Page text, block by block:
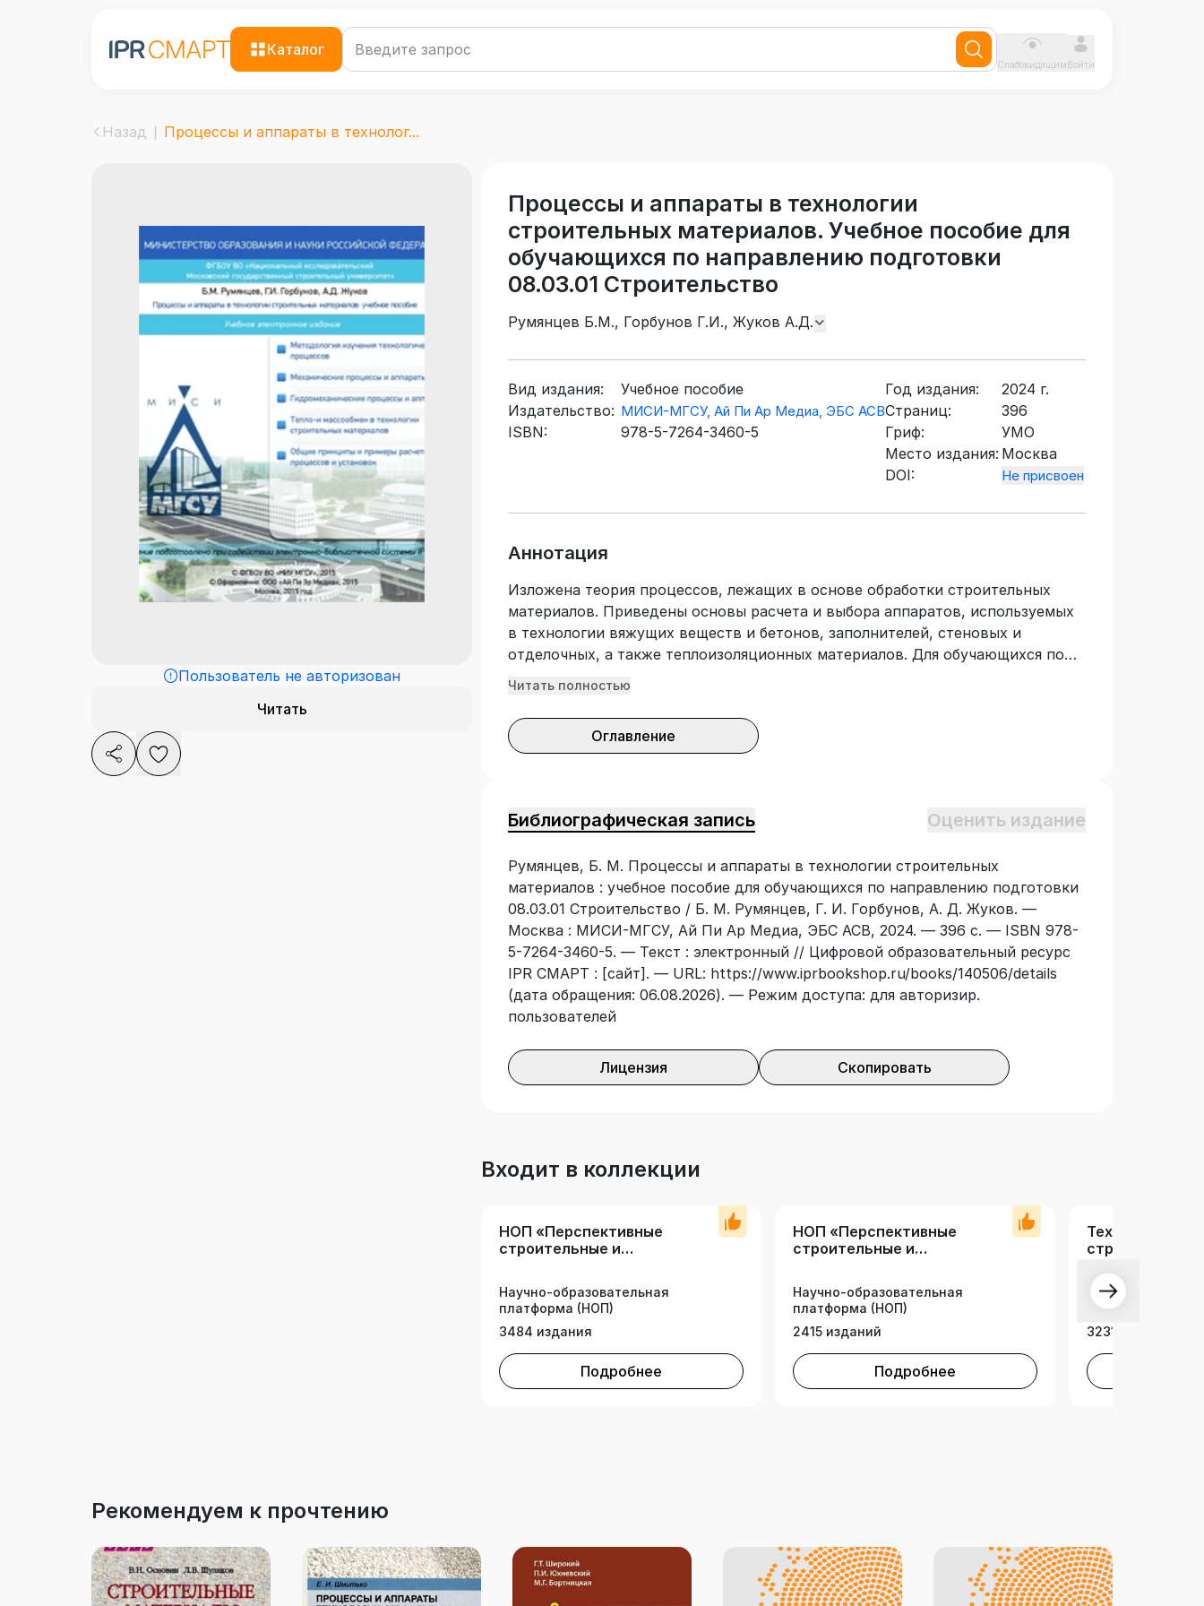
Каталог
СлабовидящимВойти
Назад Процессы и аппараты в технолог...
Пользователь не авторизован
Читать
Процессы и аппараты в технологии
строительных материалов. Учебное пособие для
обучающихся по направлению подготовки
08.03.01 Строительство
Румянцев Б.М., Горбунов Г.И., Жуков А.Д.
Вид издания:
Учебное пособие
Издательство: МИСИ-МГСУ, Ай Пи Ар Медиа, ЭБС АСВ
ISBN: 978-5-7264-3460-5
Год издания:
2024 г.
Страниц:
396
Гриф:
УМО
Место издания: Москва
DOI:
Не присвоен
Аннотация
Изложена теория процессов, лежащих в основе обработки строительных
материалов. Приведены основы расчета и выбора аппаратов, используемых
в технологии вяжущих веществ и бетонов, заполнителей, стеновых и
отделочных, а также теплоизоляционных материалов. Для обучающихся по
направлению подготовки 08.03.01 Строительство, профиль подготовки
конструкций».
Читать полностью
Оглавление
Библиографическая запись Оценить издание
Румянцев, Б. М. Процессы и аппараты в технологии строительных
материалов : учебное пособие для обучающихся по направлению подготовки
08.03.01 Строительство / Б. М. Румянцев, Г. И. Горбунов, А. Д. Жуков. —
Москва : МИСИ-МГСУ, Ай Пи Ар Медиа, ЭБС АСВ, 2024. — 396 с. — ISBN 978-
5-7264-3460-5. — Текст : электронный // Цифровой образовательный ресурс
IPR СМАРТ : [сайт]. — URL: https://www.iprbookshop.ru/books/140506/details
(дата обращения: 06.08.2026). — Режим доступа: для авторизир.
пользователей
Лицензия Скопировать
Входит в коллекции
НОП «Перспективные
строительные и
Научно-образовательная
платформа (НОП)
3484 издания
Подробнее
НОП «Перспективные
строительные и
(вузы)
Научно-образовательная
платформа (НОП)
2415 изданий
Подробнее
Техника и
строительства
Тематическая
3231 издание
Рекомендуем к прочтению